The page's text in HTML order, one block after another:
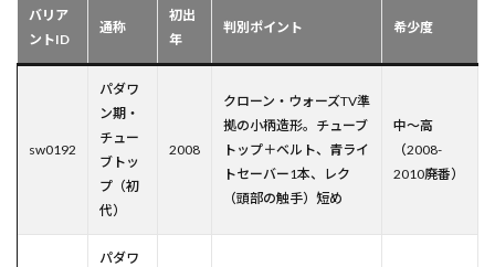
バリア
ントID
通称
初出
年
判別ポイント 希少度
sw0192
パダワ
ン期・
チュー
ブトッ
プ（初
代）
2008
クローン・ウォーズTV準
拠の小柄造形。チューブ
トップ＋ベルト、青ライ
トセーバー1本、レク
（頭部の触手）短め
中〜高
（2008-
2010廃番）
パダワ